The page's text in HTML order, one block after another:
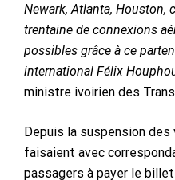
Newark, Atlanta, Houston,
trentaine de connexions
possibles grâce à ce
international Félix
ministre ivoirien des
Depuis la suspension
faisaient avec
passagers à payer le